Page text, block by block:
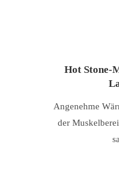
Hot Stone-
Angenehme
der